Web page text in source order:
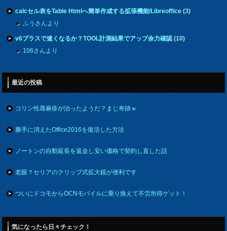
calcセル表をTable Htmlへ簡単作成する拡張機能/Libreoffice(3)
ふうさんより
v6プラスで速くなるか？TOOL計測結果でアップ余力確認(10)
106さんより
最近の投稿
コリン性蕁麻疹が治ったようだ？まじ奇跡ｗ
勝手に消えたOffice2016を復活した方法
ノートンの自動延長を返金し安い価格で契約し直した話
老眼？セリアのクリップ式拡大鏡が便利です
ついにドコモからOCNモバイルに乗り換えて不労所得ゲット！
気になったら日々チェック！